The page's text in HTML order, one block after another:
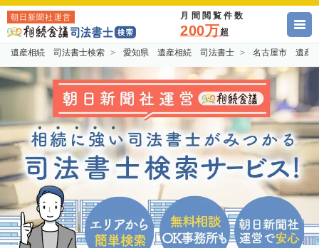
朝日新聞社運営 月間閲覧件数
200万超
遺産相続 司法書士検索 愛知県 遺産相続 司法書士 名古屋市 遺産